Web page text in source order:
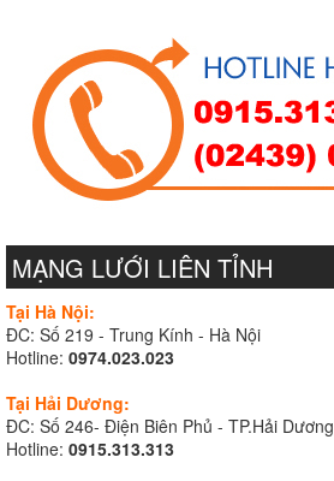
MẠNG LƯỚI LIÊN TỈNH
Tại Hà Nội:
ĐC: Số 219 - Trung Kính - Hà Nội
Hotline: 0974.023.023
Tại Hải Dương:
ĐC: Số 246- Điện Biên Phủ - TP.Hải Dương
Hotline: 0915.313.313